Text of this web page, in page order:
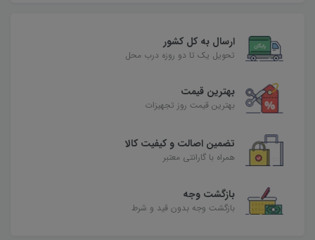
ارسال به کل کشور
تحویل یک تا دو روزه درب محل
بهترین قیمت
بهترین قیمت روز تجهیزات
تضمین اصالت و کیفیت کالا
همراه با گارانتی معتبر
بازگشت وجه
بازگشت وجه بدون قید و شرط